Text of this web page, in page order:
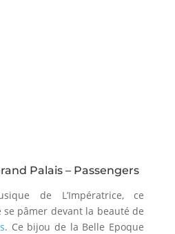
Palais – Passengers
de L’Impératrice, ce
se pâmer devant la beauté de
. Ce bijou de la Belle Epoque